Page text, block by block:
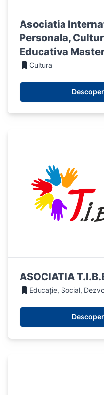
Asociatia
Personala,
Educativa
Cultura
ASOCIATIA
Educație, Social,